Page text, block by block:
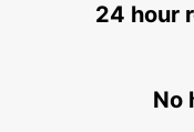
HAMBURG
24 hour
No